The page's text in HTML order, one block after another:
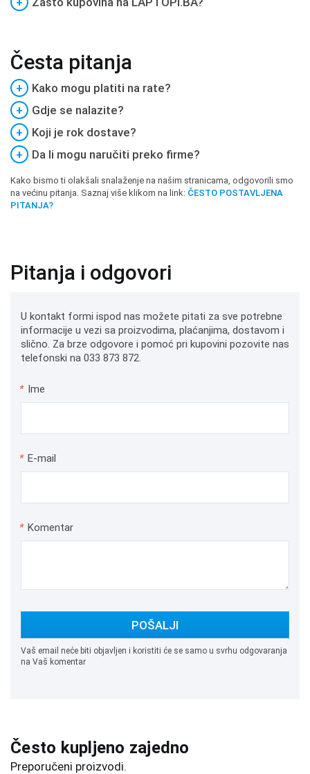
Česta pitanja
+
Kako mogu platiti na rate?
+
Gdje se nalazite?
+
Koji je rok dostave?
+
Da li mogu naručiti preko firme?
Kako bismo ti olakšali snalaženje na našim stranicama, odgovorili smo
na većinu pitanja. Saznaj više klikom na link: ČESTO POSTAVLJENA
PITANJA?
Pitanja i odgovori
U kontakt formi ispod nas možete pitati za sve potrebne
informacije u vezi sa proizvodima, plaćanjima, dostavom i
slično. Za brze odgovore i pomoć pri kupovini pozovite nas
telefonski na 033 873 872.
* Ime
* E-mail
* Komentar
POŠALJI
Vaš email neće biti objavljen i koristiti će se samo u svrhu odgovaranja
na Vaš komentar
Često kupljeno zajedno
Preporučeni proizvodi.